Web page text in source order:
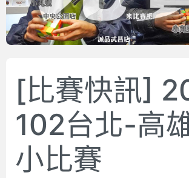
[比賽快訊]
102台北-高
小比賽